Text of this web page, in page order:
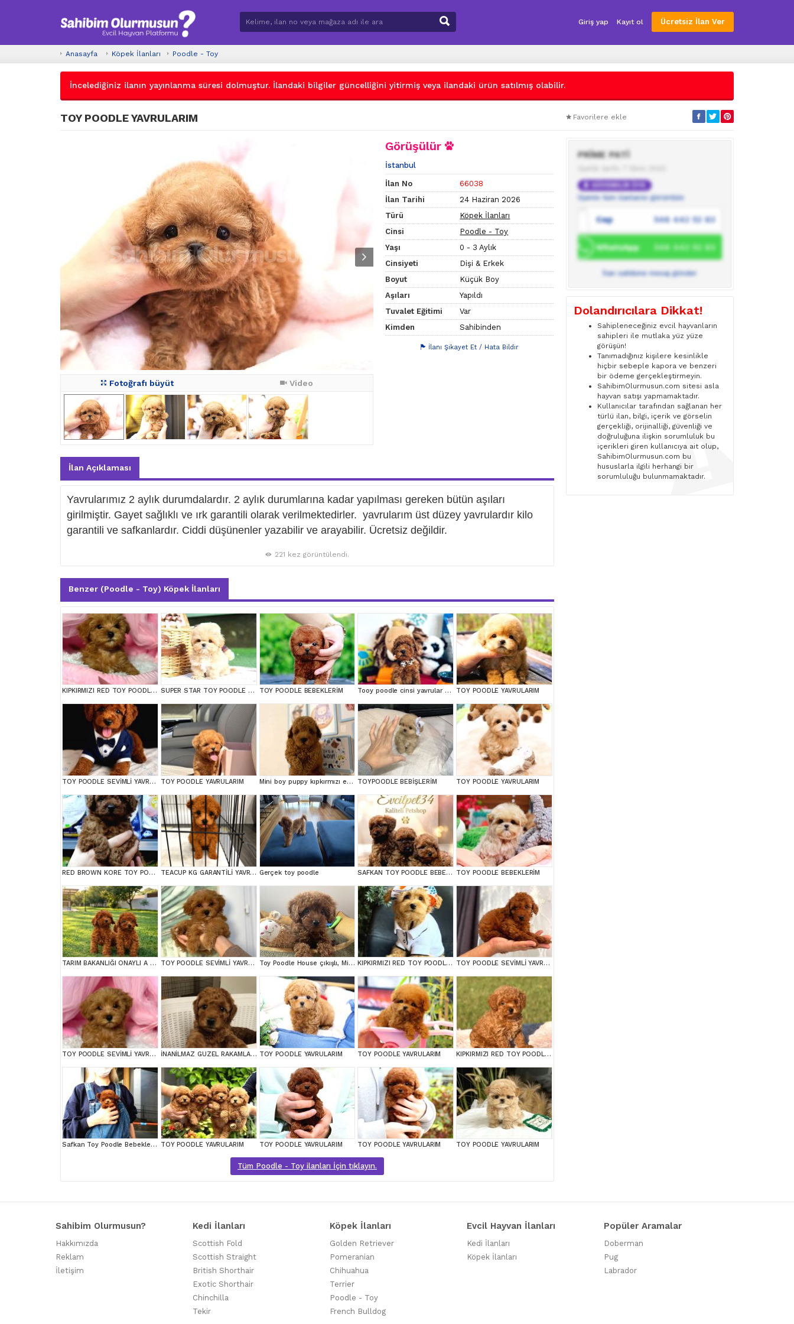
Giriş yap Kayıt ol Ücretsiz İlan Ver
Anasayfa Köpek İlanları Poodle - Toy
İncelediğiniz ilanın yayınlanma süresi dolmuştur. İlandaki bilgiler güncelliğini yitirmiş veya ilandaki ürün satılmış olabilir.
TOY POODLE YAVRULARIM Favorilere ekle
Fotoğrafı büyüt Video
Görüşülür
İstanbul
İlan No
66038
İlan Tarihi
24 Haziran 2026
Türü
Köpek İlanları
Cinsi
Poodle - Toy
Yaşı
0 - 3 Aylık
Cinsiyeti
Dişi & Erkek
Boyut
Küçük Boy
Aşıları
Yapıldı
Tuvalet Eğitimi
Var
Kimden
Sahibinden
İlanı Şikayet Et / Hata Bildir
İlan Açıklaması
Yavrularımız 2 aylık durumdalardır. 2 aylık durumlarına kadar yapılması gereken bütün aşıları
girilmiştir. Gayet sağlıklı ve ırk garantili olarak verilmektedirler. yavrularım üst düzey yavrulardır kilo
garantili ve safkanlardır. Ciddi düşünenler yazabilir ve arayabilir. Ücretsiz değildir.
221 kez görüntülendi.
Benzer (Poodle - Toy) Köpek İlanları
KIPKIRMIZI RED TOY POODLE SEVİMLİ YAVRULAR SUPER STAR TOY POODLE YAVRULARIM TOY POODLE BEBEKLERİM Tooy poodle cinsi yavrular DİŞİ erkek mevcuttur TOY POODLE YAVRULARIM
TOY POODLE SEVİMLİ YAVRULAR EV ÜRETİMİ TOY POODLE YAVRULARIM Mini boy puppy kıpkırmızı ev üretimi yavrularımız TOOY POODLE TOYPOODLE BEBİŞLERİM TOY POODLE YAVRULARIM
RED BROWN KORE TOY POODEL BEBEKLERİMİZ BAKIRKÖY TEACUP KG GARANTİLİ YAVRULAR Gerçek toy poodle SAFKAN TOY POODLE BEBEKLERİMİZ BAKIRKÖY TOY POODLE BEBEKLERİM
TARIM BAKANLIĞI ONAYLI A KALİTE TOY YAVRULAR TOY POODLE SEVİMLİ YAVRULAR EV ÜRETİMİ Toy Poodle House çıkışlı, Micro Boy Toy Poodle kızımız yeni ailesini arıyor KIPKIRMIZI RED TOY POODLE SEVİMLİ YAVRULAR TOY POODLE SEVİMLİ YAVRULAR EV ÜRETİMİ
TOY POODLE SEVİMLİ YAVRULAR EV ÜRETİMİ İNANİLMAZ GUZEL RAKAMLARA GERÇEK TOY YAVRULAR TOY POODLE YAVRULARIM TOY POODLE YAVRULARIM KIPKIRMIZI RED TOY POODLE SEVİMLİ YAVRULAR
Safkan Toy Poodle Bebeklerimiz TOY POODLE YAVRULARIM TOY POODLE YAVRULARIM TOY POODLE YAVRULARIM TOY POODLE YAVRULARIM
Tüm Poodle - Toy ilanları İçin tıklayın.
PRİME PATİ
GÜVENİLİR ÜYE
Üyenin tüm ilanlarını görüntüle
Cep 546 442 52 83
WhatsApp 546 442 52 83
İlan sahibine mesaj gönder
Dolandırıcılara Dikkat!
Sahipleneceğiniz evcil hayvanların
sahipleri ile mutlaka yüz yüze
görüşün!
Tanımadığınız kişilere kesinlikle
hiçbir sebeple kapora ve benzeri
bir ödeme gerçekleştirmeyin.
SahibimOlurmusun.com sitesi asla
hayvan satışı yapmamaktadır.
Kullanıcılar tarafından sağlanan her
türlü ilan, bilgi, içerik ve görselin
gerçekliği, orijinalliği, güvenliği ve
doğruluğuna ilişkin sorumluluk bu
içerikleri giren kullanıcıya ait olup,
SahibimOlurmusun.com bu
hususlarla ilgili herhangi bir
sorumluluğu bulunmamaktadır.
Sahibim Olurmusun?
Hakkımızda
Reklam
İletişim
Kedi İlanları
Scottish Fold
Scottish Straight
British Shorthair
Exotic Shorthair
Chinchilla
Tekir
Köpek İlanları
Golden Retriever
Pomeranian
Chihuahua
Terrier
Poodle - Toy
French Bulldog
Evcil Hayvan İlanları
Kedi İlanları
Köpek İlanları
Popüler Aramalar
Doberman
Pug
Labrador